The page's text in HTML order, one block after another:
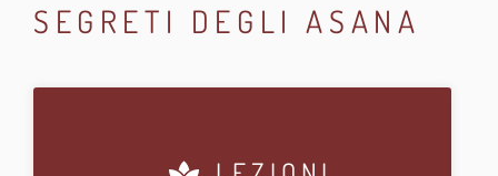
SEGRETI DEGLI ASANA